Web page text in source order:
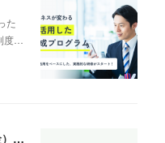
た
…
AI電話の導入を後押し。「pickupon」がデジタル化・AI導入補助金2026（旧IT導入補助金）の対象ツールとして登録